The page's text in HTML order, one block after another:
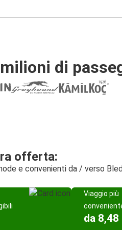
di
offerta:
e convenienti da / verso
Viaggio più
da 8,48